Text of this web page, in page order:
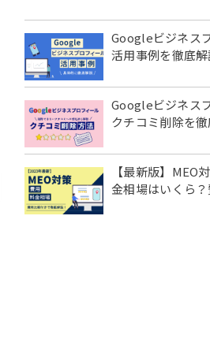
スイッチグルー
ミエルカを導入
Googleビジネス
活用事例を徹底解
Googleビジネス
クチコミ削除を徹
【最新版】MEO
金相場はいくら